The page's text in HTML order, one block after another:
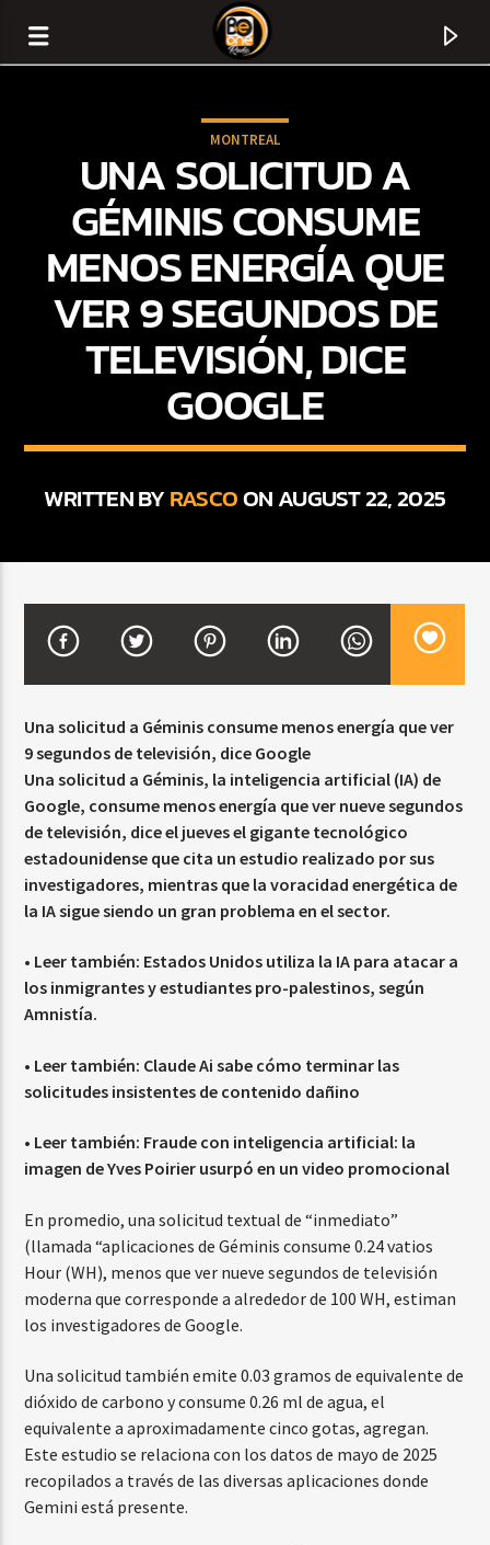
TITLE
BALADAS Y VALLENATO
2:00 PM 5:00 PM
Beone Radio
MONTREAL
UNA SOLICITUD A
GÉMINIS CONSUME
MENOS ENERGÍA QUE
VER 9 SEGUNDOS DE
TELEVISIÓN, DICE
GOOGLE
WRITTEN BYRASCOON AUGUST 22, 2025
Una solicitud a Géminis consume menos energía que ver
9 segundos de televisión, dice Google
Una solicitud a Géminis, la inteligencia artificial (IA) de
Google, consume menos energía que ver nueve segundos
de televisión, dice el jueves el gigante tecnológico
estadounidense que cita un estudio realizado por sus
investigadores, mientras que la voracidad energética de
la IA sigue siendo un gran problema en el sector.
• Leer también: Estados Unidos utiliza la IA para atacar a
los inmigrantes y estudiantes pro-palestinos, según
Amnistía.
• Leer también: Claude Ai sabe cómo terminar las
solicitudes insistentes de contenido dañino
• Leer también: Fraude con inteligencia artificial: la
imagen de Yves Poirier usurpó en un video promocional
En promedio, una solicitud textual de “inmediato”
(llamada “aplicaciones de Géminis consume 0.24 vatios
Hour (WH), menos que ver nueve segundos de televisión
moderna que corresponde a alrededor de 100 WH, estiman
los investigadores de Google.
Una solicitud también emite 0.03 gramos de equivalente de
dióxido de carbono y consume 0.26 ml de agua, el
equivalente a aproximadamente cinco gotas, agregan.
Este estudio se relaciona con los datos de mayo de 2025
recopilados a través de las diversas aplicaciones donde
Gemini está presente.